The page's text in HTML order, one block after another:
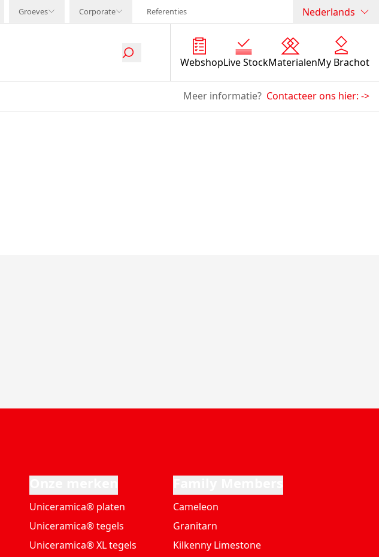
Groeves Corporate Referenties Nederlands
WebshopLive StockMaterialenMy Brachot
Meer informatie? Contacteer ons hier: ->
Uniceramica® platen
Uniceramica® tegels
Uniceramica® XL tegels
Cameleon
Granitarn
Kilkenny Limestone